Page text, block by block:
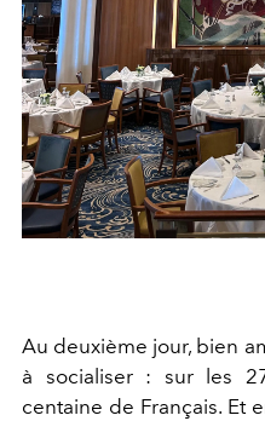
Au deuxième jour, bien
à socialiser : sur les
centaine de Français. Et